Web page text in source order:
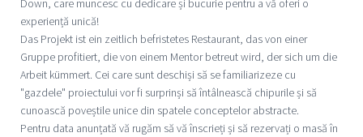
Down, care muncesc cu dedicare și bucurie pentru a vă oferi o
experiență unică!
Das Projekt ist ein zeitlich befristetes Restaurant, das von einer
Gruppe profitiert, die von einem Mentor betreut wird, der sich um die
Arbeit kümmert. Cei care sunt deschiși să se familiarizeze cu
"gazdele" proiectului vor fi surprinși să întâlnească chipurile și să
cunoască poveștile unice din spatele conceptelor abstracte.
Pentru data anunțată vă rugăm să vă înscrieți și să rezervați o masă în